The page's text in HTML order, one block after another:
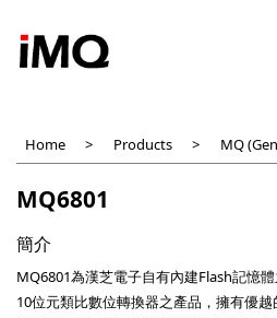
main
Home Products MQ
MQ6801
簡介
MQ6801為漢芝電子自有內建Flash記憶
10位元類比數位轉換器之產品，擁有優